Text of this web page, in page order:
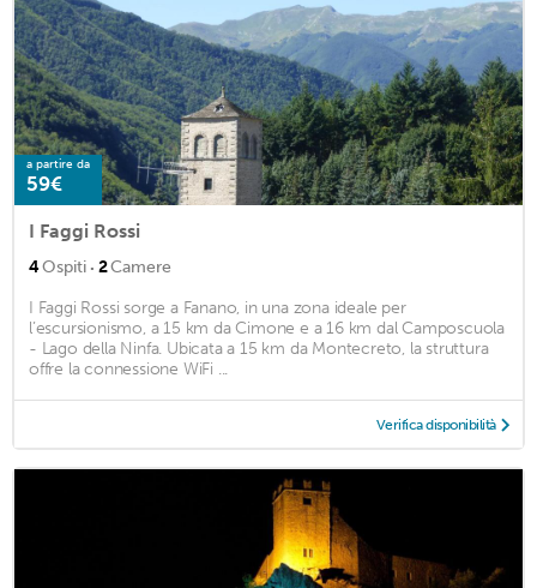
a partire da
59€
I Faggi Rossi
4Ospiti · 2Camere
I Faggi Rossi sorge a Fanano, in una zona ideale per
l’escursionismo, a 15 km da Cimone e a 16 km dal Camposcuola
- Lago della Ninfa. Ubicata a 15 km da Montecreto, la struttura
offre la connessione WiFi ...
Verifica disponibilità